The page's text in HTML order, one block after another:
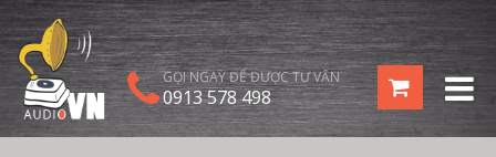
GỌI NGAY ĐỂ ĐƯỢC TƯ VẤN
0913 578 498